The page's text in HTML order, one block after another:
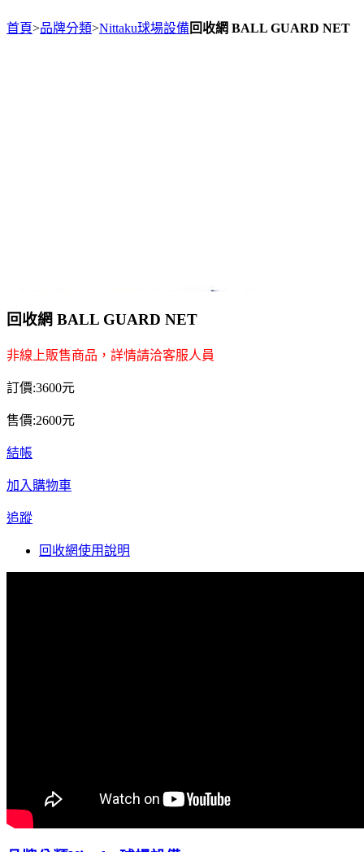
首頁>品牌分類>Nittaku球場設備回收網 BALL GUARD NET
回收網 BALL GUARD NET
非線上販售商品，詳情請洽客服人員
訂價:3600元
售價:2600元
結帳
加入購物車
追蹤
回收網使用說明